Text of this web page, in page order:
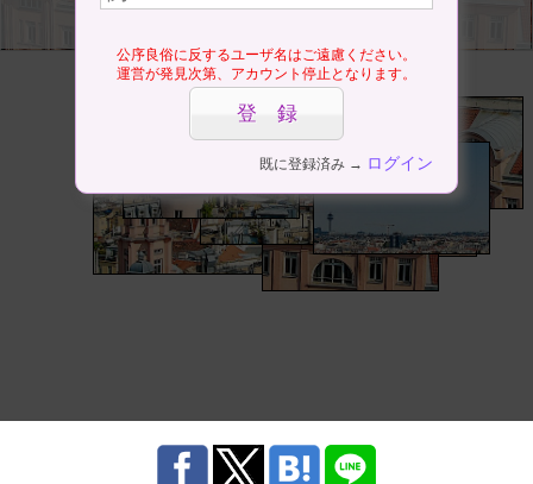
公序良俗に反するユーザ名はご遠慮ください。
運営が発見次第、アカウント停止となります。
既に登録済み → ログイン